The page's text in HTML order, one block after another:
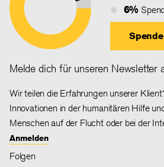
6%
Melde dich für unseren Newsletter
Wir teilen die Erfahrungen unserer
Innovationen in der humanitären Hilfe
Menschen auf der Flucht oder bei der
Anmelden
Folgen